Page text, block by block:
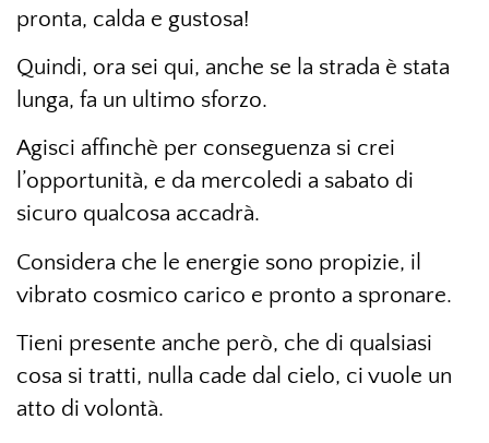
pronta, calda e gustosa!
Quindi, ora sei qui, anche se la strada è stata
lunga, fa un ultimo sforzo.
Agisci affinchè per conseguenza si crei
l’opportunità, e da mercoledi a sabato di
sicuro qualcosa accadrà.
Considera che le energie sono propizie, il
vibrato cosmico carico e pronto a spronare.
Tieni presente anche però, che di qualsiasi
cosa si tratti, nulla cade dal cielo, ci vuole un
atto di volontà.